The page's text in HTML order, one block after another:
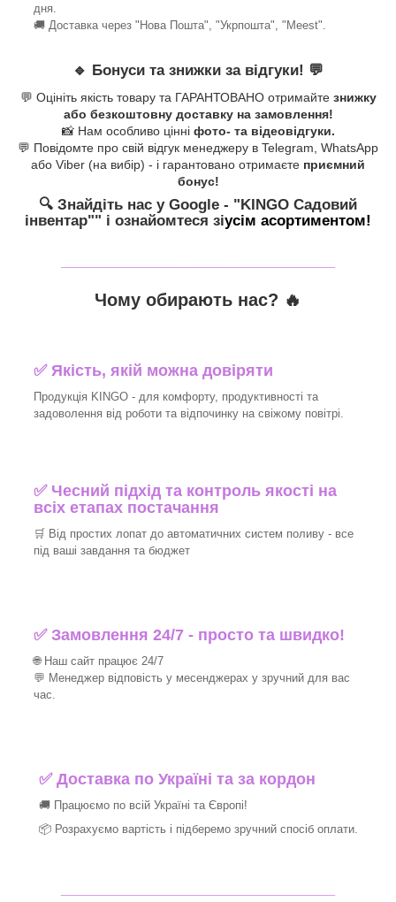
дня.
🚚 Доставка через "Нова Пошта", "Укрпошта", "Meest".
🔹 Бонуси та знижки за відгуки! 💬
💬 Оцініть якість товару та ГАРАНТОВАНО отримайте знижку
або безкоштовну доставку на замовлення!
📸 Нам особливо цінні фото- та відеовідгуки.
💬 Повідомте про свій відгук менеджеру в Telegram, WhatsApp
або Viber (на вибір) - і гарантовано отримаєте приємний
бонус!
🔍 Знайдіть нас у Google - "KINGO Садовий
інвентар"" і ознайомтеся зіусім асортиментом!
Чому обирають нас? 🔥
✅ Якість, якій можна довіряти
Продукція KINGO - для комфорту, продуктивності та
задоволення від роботи та відпочинку на свіжому повітрі.
✅ Чесний підхід та контроль якості на
всіх етапах постачання
🛒 Від простих лопат до автоматичних систем поливу - все
під ваші завдання та бюджет
✅ Замовлення 24/7 - просто та швидко!
🌐 Наш сайт працює 24/7
💬 Менеджер відповість у месенджерах у зручний для вас
час.
✅Доставка по Україні та за кордон
🚚 Працюємо по всій Україні та Європі!
📦 Розрахуємо вартість і підберемо зручний спосіб оплати.